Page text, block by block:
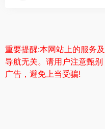
重要提醒:本网站上的服务
导航无关。请用户注意甄
广告，避免上当受骗!